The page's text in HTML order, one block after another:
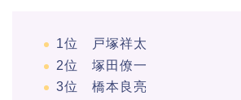
1位 戸塚祥太
2位 塚田僚一
3位 橋本良亮